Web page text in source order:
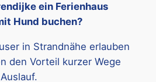
ein Ferienhaus
Hund buchen?
in Strandnähe erlauben
den Vorteil kurzer Wege